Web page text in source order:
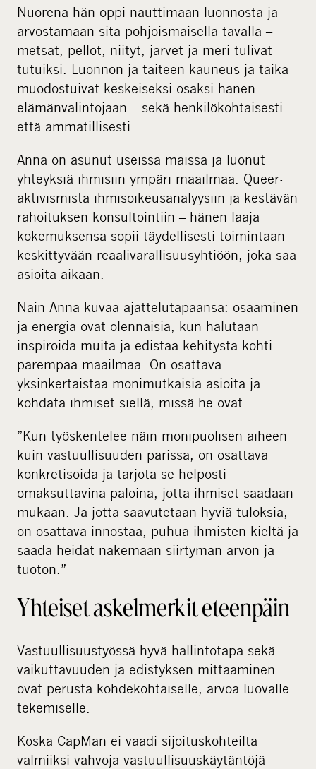
Nuorena hän oppi nauttimaan luonnosta ja
arvostamaan sitä pohjoismaisella tavalla –
metsät, pellot, niityt, järvet ja meri tulivat
tutuiksi. Luonnon ja taiteen kauneus ja taika
muodostuivat keskeiseksi osaksi hänen
elämänvalintojaan – sekä henkilökohtaisesti
että ammatillisesti.
Anna on asunut useissa maissa ja luonut
yhteyksiä ihmisiin ympäri maailmaa. Queer-
aktivismista ihmisoikeusanalyysiin ja kestävän
rahoituksen konsultointiin – hänen laaja
kokemuksensa sopii täydellisesti toimintaan
keskittyvään reaalivarallisuusyhtiöön, joka saa
asioita aikaan.
Näin Anna kuvaa ajattelutapaansa: osaaminen
ja energia ovat olennaisia, kun halutaan
inspiroida muita ja edistää kehitystä kohti
parempaa maailmaa. On osattava
yksinkertaistaa monimutkaisia asioita ja
kohdata ihmiset siellä, missä he ovat.
”Kun työskentelee näin monipuolisen aiheen
kuin vastuullisuuden parissa, on osattava
konkretisoida ja tarjota se helposti
omaksuttavina paloina, jotta ihmiset saadaan
mukaan. Ja jotta saavutetaan hyviä tuloksia,
on osattava innostaa, puhua ihmisten kieltä ja
saada heidät näkemään siirtymän arvon ja
tuoton.”
Yhteiset askelmerkit eteenpäin
Vastuullisuustyössä hyvä hallintotapa sekä
vaikuttavuuden ja edistyksen mittaaminen
ovat perusta kohdekohtaiselle, arvoa luovalle
tekemiselle.
Koska CapMan ei vaadi sijoituskohteilta
valmiiksi vahvoja vastuullisuuskäytäntöjä